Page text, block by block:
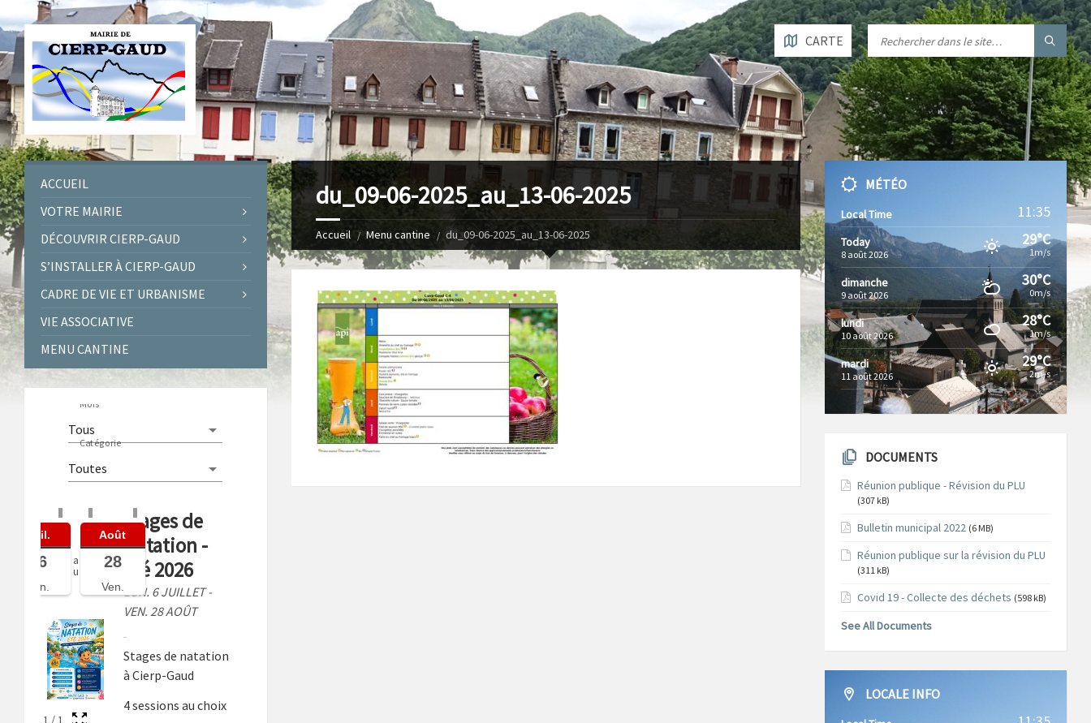
CARTE
du_09-06-2025_au_13-06-2025
Accueil Menu cantine du_09-06-2025_au_13-06-2025
ACCUEIL
VOTRE MAIRIE
DÉCOUVRIR CIERP-GAUD
S’INSTALLER À CIERP-GAUD
CADRE DE VIE ET URBANISME
VIE ASSOCIATIVE
MENU CANTINE
Mois
Catégorie
Juil.
06
Lun.
a
u
Août
28
Ven.
1 /1
Stages de
Natation -
Été 2026
LUN. 6 JUILLET -
VEN. 28 AOÛT
Stages de natation
à Cierp-Gaud
4 sessions au choix
MÉTÉO
Local Time 11:35
Today
8 août 2026
29°C
1m/s
dimanche
9 août 2026
30°C
0m/s
lundi
10 août 2026
28°C
1m/s
mardi
11 août 2026
29°C
2m/s
DOCUMENTS
Réunion publique - Révision du PLU
(307 kB)
Bulletin municipal 2022 (6 MB)
Réunion publique sur la révision du PLU
(311 kB)
Covid 19 - Collecte des déchets (598 kB)
See All Documents
LOCALE INFO